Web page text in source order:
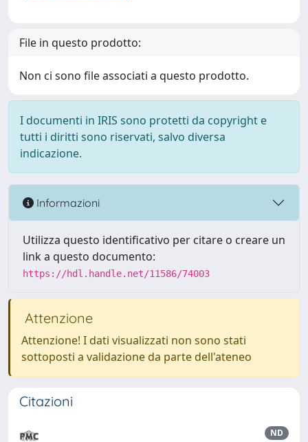
File in questo prodotto:
Non ci sono file associati a questo prodotto.
I documenti in IRIS sono protetti da copyright e
tutti i diritti sono riservati, salvo diversa
indicazione.
Informazioni
Utilizza questo identificativo per citare o creare un
link a questo documento:
https://hdl.handle.net/11586/74003
Attenzione
Attenzione! I dati visualizzati non sono stati
sottoposti a validazione da parte dell'ateneo
Citazioni
ND